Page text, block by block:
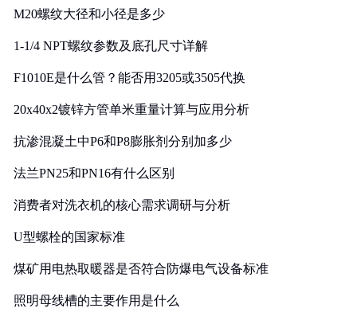
M20螺纹大径和小径是多少
1-1/4 NPT螺纹参数及底孔尺寸详解
F1010E是什么管？能否用3205或3505代换
20x40x2镀锌方管单米重量计算与应用分析
抗渗混凝土中P6和P8膨胀剂分别加多少
法兰PN25和PN16有什么区别
消费者对洗衣机的核心需求调研与分析
U型螺栓的国家标准
煤矿用电热取暖器是否符合防爆电气设备标准
照明母线槽的主要作用是什么